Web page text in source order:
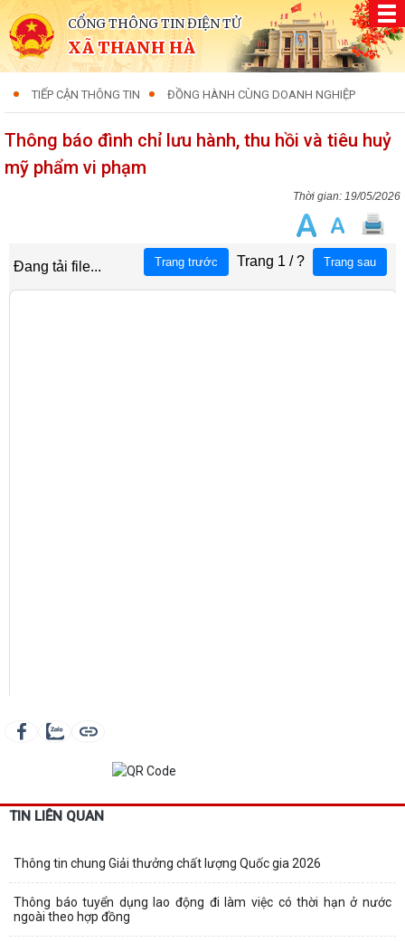
CỔNG THÔNG TIN ĐIỆN TỬ
XÃ THANH HÀ
TIẾP CẬN THÔNG TIN ĐỒNG HÀNH CÙNG DOANH NGHIỆP
Thông báo đình chỉ lưu hành, thu hồi và tiêu huỷ
mỹ phẩm vi phạm
19/05/2026
TIN LIÊN QUAN
Thông tin chung Giải thưởng chất lượng Quốc gia 2026
Thông báo tuyển dụng lao động đi làm việc có thời hạn ở nước
ngoài theo hợp đồng